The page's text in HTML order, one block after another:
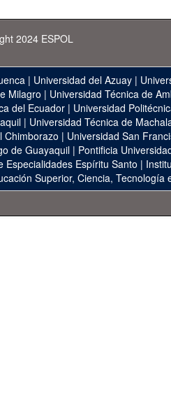
2024 ESPOL
| Universidad del Azuay |
Milagro | Universidad Técnica de
del Ecuador| Universidad
| Universidad Técnica de
Chimborazo | Universidad San
de Guayaquil | Pontificia
Especialidades Espíritu Santo |
Superior, Ciencia, Tecnología